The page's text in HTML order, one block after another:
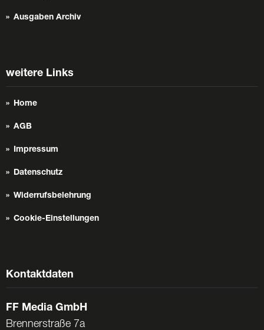
Ausgaben Archiv
weitere Links
Home
AGB
Impressum
Datenschutz
Widerrufsbelehrung
Cookie-Einstellungen
Kontaktdaten
FF Media GmbH
Brennerstraße 7a